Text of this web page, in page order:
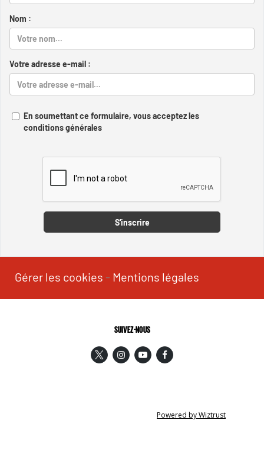
Nom :
Votre adresse e-mail :
En soumettant ce formulaire, vous acceptez les
conditions générales
S'inscrire
Gérer les cookies - Mentions légales
SUIVEZ-NOUS
Powered by Wiztrust